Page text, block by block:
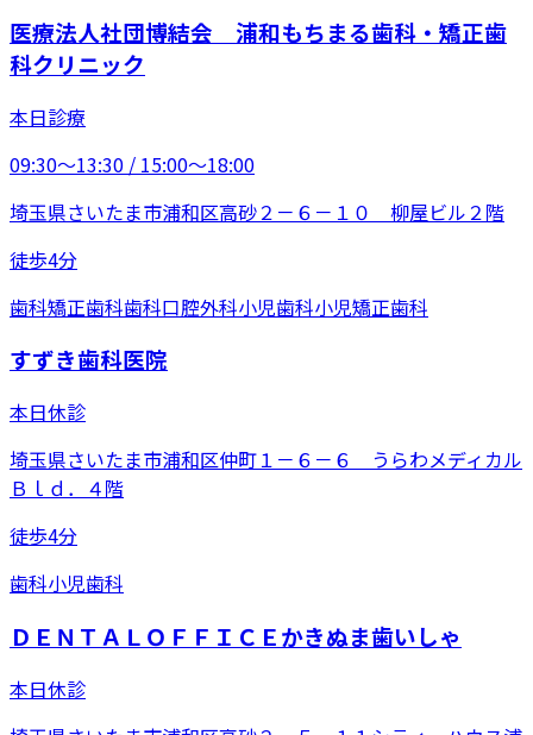
医療法人社団博結会 浦和もちまる歯科・矯正歯
科クリニック
本日診療
09:30〜13:30 / 15:00〜18:00
埼玉県さいたま市浦和区高砂２－６－１０ 柳屋ビル２階
徒歩4分
歯科矯正歯科歯科口腔外科小児歯科小児矯正歯科
すずき歯科医院
本日休診
埼玉県さいたま市浦和区仲町１－６－６ うらわメディカル
Ｂｌｄ．４階
徒歩4分
歯科小児歯科
ＤＥＮＴＡＬＯＦＦＩＣＥかきぬま歯いしゃ
本日休診